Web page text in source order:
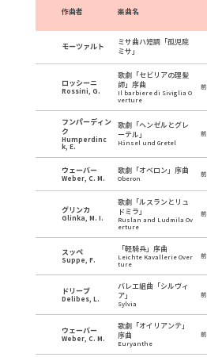
作曲者 楽曲名
モーツァルト
ミサ曲ハ短調「孤児院
ミサ」
ロッシーニ
Rossini, G.
歌劇「セビリアの理髪
師」序曲
Il barbiere di Siviglia O
verture
前
フンパーディン
ク
Humperdinc
k, E.
歌劇「ヘンゼルとグレ
ーテル」
Hänsel und Gretel
前
ウェーバー
Weber, C. M.
歌劇「オベロン」序曲
Oberon
前
グリンカ
Glinka, M. I.
歌劇「ルスランとリュ
ドミラ」
Ruslan and Ludmila Ov
erture
前
スッペ
Suppe, F.
「軽騎兵」序曲
Leichte Kavallerie Over
ture
前
ドリーブ
Delibes, L.
バレエ組曲「シルヴィ
ア」
Sylvia
前
ウェーバー
Weber, C. M.
歌劇「オイリアンテ」
序曲
Euryanthe
前